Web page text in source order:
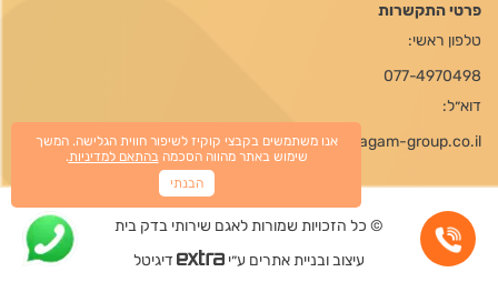
פרטי התקשרות
טלפון ראשי:
077-4970498
דוא״ל:
office@agam-group.co.il
© כל הזכויות שמורות לאגם שירותי בדק בית
עיצוב ובניית אתרים ע״י
דיגיטל
אנו משתמשים בקבצי קוקיז לשיפור חווית הגלישה. המשך
שימוש באתר מהווה הסכמה בהתאם למדיניות.
הבנתי